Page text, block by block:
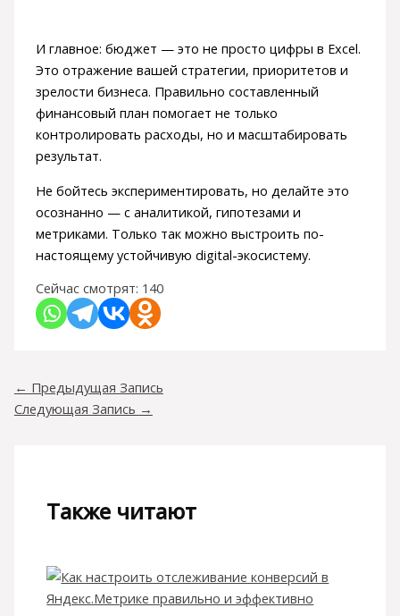
И главное: бюджет — это не просто цифры в Excel.
Это отражение вашей стратегии, приоритетов и
зрелости бизнеса. Правильно составленный
финансовый план помогает не только
контролировать расходы, но и масштабировать
результат.
Не бойтесь экспериментировать, но делайте это
осознанно — с аналитикой, гипотезами и
метриками. Только так можно выстроить по-
настоящему устойчивую digital-экосистему.
Сейчас смотрят: 140
← Предыдущая Запись
Следующая Запись →
Также читают